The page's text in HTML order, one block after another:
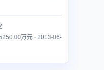
万元 · 2013-06-